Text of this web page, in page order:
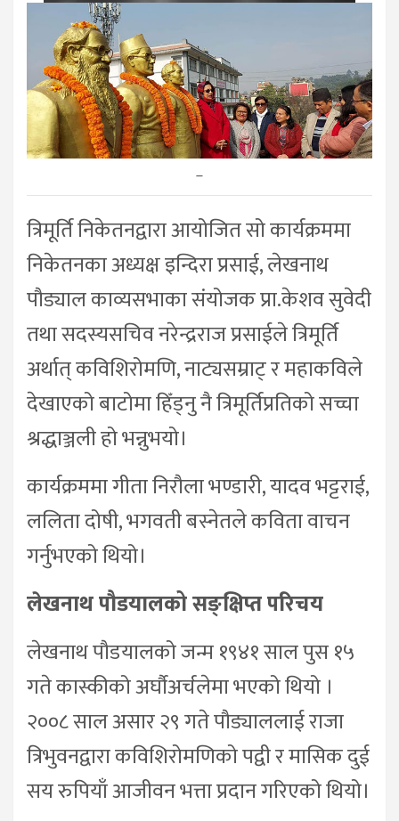
–
त्रिमूर्ति निकेतनद्वारा आयोजित सो कार्यक्रममा
निकेतनका अध्यक्ष इन्दिरा प्रसाई, लेखनाथ
पौड्याल काव्यसभाका संयोजक प्रा.केशव सुवेदी
तथा सदस्यसचिव नरेन्द्रराज प्रसाईले त्रिमूर्ति
अर्थात् कविशिरोमणि, नाट्यसम्राट् र महाकविले
देखाएको बाटोमा हिँड्नु नै त्रिमूर्तिप्रतिको सच्चा
श्रद्धाञ्जली हो भन्नुभयो।
कार्यक्रममा गीता निरौला भण्डारी, यादव भट्टराई,
ललिता दोषी, भगवती बस्नेतले कविता वाचन
गर्नुभएको थियो।
लेखनाथ पौडयालको सङ्क्षिप्त परिचय
लेखनाथ पौडयालको जन्म १९४१ साल पुस १५
गते कास्कीको अर्घौअर्चलेमा भएको थियो ।
२००८ साल असार २९ गते पौड्याललाई राजा
त्रिभुवनद्वारा कविशिरोमणिको पद्वी र मासिक दुई
सय रुपियाँ आजीवन भत्ता प्रदान गरिएको थियो।